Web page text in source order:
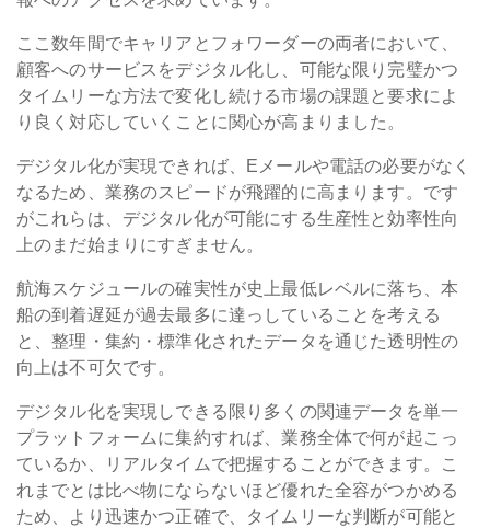
ここ数年間でキャリアとフォワーダーの両者において、
顧客へのサービスをデジタル化し、可能な限り完璧かつ
タイムリーな方法で変化し続ける市場の課題と要求によ
り良く対応していくことに関心が高まりました。
デジタル化が実現できれば、Eメールや電話の必要がなく
なるため、業務のスピードが飛躍的に高まります。です
がこれらは、デジタル化が可能にする生産性と効率性向
上のまだ始まりにすぎません。
航海スケジュールの確実性が史上最低レベルに落ち、本
船の到着遅延が過去最多に達っしていることを考える
と、整理・集約・標準化されたデータを通じた透明性の
向上は不可欠です。
デジタル化を実現しできる限り多くの関連データを単一
プラットフォームに集約すれば、業務全体で何が起こっ
ているか、リアルタイムで把握することができます。こ
れまでとは比べ物にならないほど優れた全容がつかめる
ため、より迅速かつ正確で、タイムリーな判断が可能と